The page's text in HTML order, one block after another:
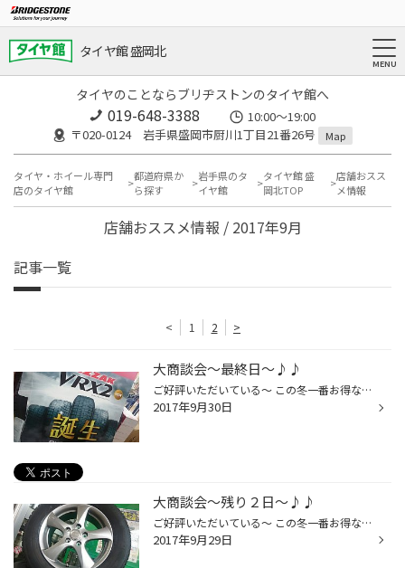
タイヤ館 盛岡北
タイヤのことならブリヂストンのタイヤ館へ
019-648-3388
10:00～19:00
〒020-0124 岩手県盛岡市厨川1丁目21番26号
Map
タイヤ・ホイール専門
店のタイヤ館
都道府県か
ら探す
岩手県のタ
イヤ館
タイヤ館 盛
岡北TOP
店舗おスス
メ情報
店舗おススメ情報 / 2017年9月
記事一覧
< 1 2 >
大商談会～最終日～♪♪
ご好評いただいている～ この冬一番お得な『 大商談会 』～!! 早いもので,今日が最終日ッ!! 連日,たくさんのご注文・ご相談にご来店いただき, ありがとうございますッ♪♪ BLIZZAK 『 VRX2 』 BLIZZAK 『 VRX 』 BLIZZAK 『 DM-V2 』 あなたとあなたの大切なひとを守る。 ご家族・ご友人,そしてご自身...
2017年9月30日
大商談会～残り２日～♪♪
ご好評いただいている～ この冬一番お得な『大商談会』～!! 残すところ,あと２日ッ!! 連日,たくさんのご注文・ご相談にご来店いただき, ありがとうございますッ♪♪ 昨日,入荷したタイヤ・ホイール達～!! ↑↑↑ ヴェゼルのお客様へ ↑↑↑ Ｎ-ＢＯＸのお客様へ ↑↑↑ ウィッシュのお客様へ ホイールは,種類が...
2017年9月29日